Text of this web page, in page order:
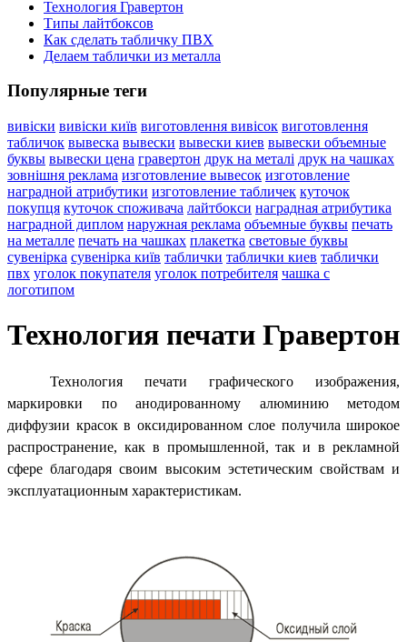
Технология Гравертон
Типы лайтбоксов
Как сделать табличку ПВХ
Делаем таблички из металла
Популярные теги
вивіски вивіски київ виготовлення вивісок виготовлення
табличок вывеска вывески вывески киев вывески объемные
буквы вывески цена гравертон друк на металі друк на чашках
зовнішня реклама изготовление вывесок изготовление
наградной атрибутики изготовление табличек куточок
покупця куточок споживача лайтбокси наградная атрибутика
наградной диплом наружная реклама объемные буквы печать
на металле печать на чашках плакетка световые буквы
сувенірка сувенірка київ таблички таблички киев таблички
пвх уголок покупателя уголок потребителя чашка с
логотипом
Технология печати Гравертон
Технология печати графического изображения,
маркировки по анодированному алюминию методом
диффузии красок в оксидированном слое получила широкое
распространение, как в промышленной, так и в рекламной
сфере благодаря своим высоким эстетическим свойствам и
эксплуатационным характеристикам.